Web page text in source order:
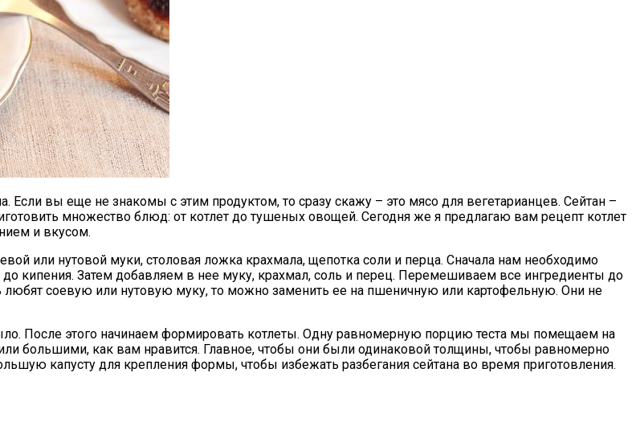
Если вы еще не знакомы с этим продуктом, то сразу скажу – это мясо для вегетарианцев. Сейтан –
множество блюд: от котлет до тушеных овощей. Сегодня же я предлагаю вам рецепт котлет
и вкусом.
или нутовой муки, столовая ложка крахмала, щепотка соли и перца. Сначала нам необходимо
кипения. Затем добавляем в нее муку, крахмал, соль и перец. Перемешиваем все ингредиенты до
любят соевую или нутовую муку, то можно заменить ее на пшеничную или картофельную. Они не
После этого начинаем формировать котлеты. Одну равномерную порцию теста мы помещаем на
большими, как вам нравится. Главное, чтобы они были одинаковой толщины, чтобы равномерно
капусту для крепления формы, чтобы избежать разбегания сейтана во время приготовления.